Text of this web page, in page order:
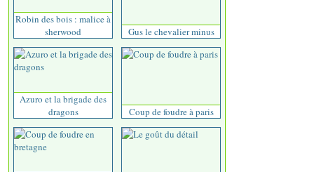
Robin des bois : malice à
sherwood
Gus le chevalier minus
Azuro et la brigade des
dragons
Coup de foudre à paris